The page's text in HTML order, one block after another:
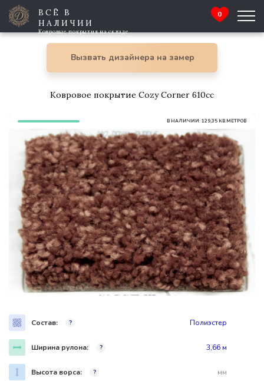
0
ВСЁ В
НАЛИЧИИ
Ковровые покрытия на складе
Вызвать дизайнера на замер
Ковровое покрытие Cozy Corner 610cc
В НАЛИЧИИ: 129,35 КВ.МЕТРОВ
Состав: ? Полиэстер
Ширина рулона: ? 3,66 м
Высота ворса: ? мм